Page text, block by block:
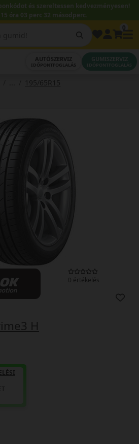
és szereltessen kedvezményesen!
óra 03 perc 32 másodperc.
AUTÓSZERVIZ
IDŐPONTFOGLALÁS
GUMISZERVIZ
IDŐPONTFOGLALÁS
195/65R15
0 értékelés
H